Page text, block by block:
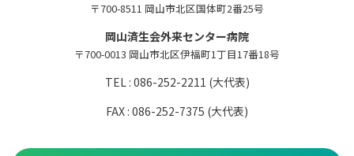
〒700-8511 岡山市北区国体町2番25号
岡山済生会外来センター病院
〒700-0013 岡山市北区伊福町1丁目17番18号
TEL : 086-252-2211 (大代表)
FAX : 086-252-7375 (大代表)